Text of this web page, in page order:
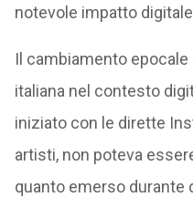
notevole impatto
Il cambiamento
italiana nel contesto
iniziato con le dirette
artisti, non poteva
quanto emerso durante